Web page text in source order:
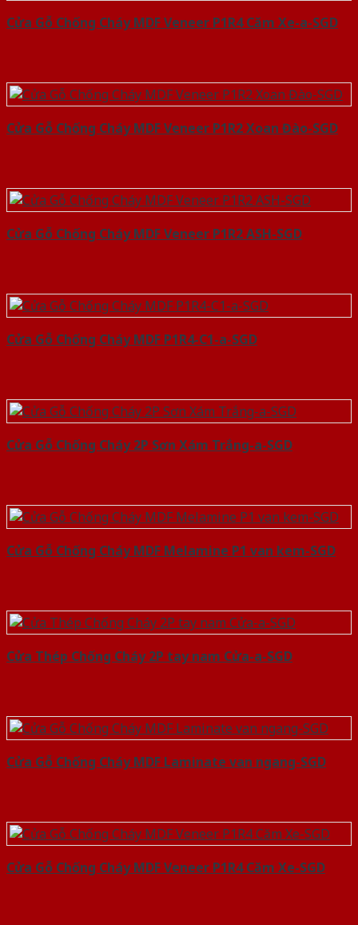
Cửa Gỗ Chống Cháy MDF Veneer P1R4 Căm Xe-a-SGD
Cửa Gỗ Chống Cháy MDF Veneer P1R2 Xoan Đào-SGD
Cửa Gỗ Chống Cháy MDF Veneer P1R2 ASH-SGD
Cửa Gỗ Chống Cháy MDF P1R4-C1-a-SGD
Cửa Gỗ Chống Cháy 2P Sơn Xám Trắng-a-SGD
Cửa Gỗ Chống Cháy MDF Melamine P1 van kem-SGD
Cửa Thép Chống Cháy 2P tay nam Cửa-a-SGD
Cửa Gỗ Chống Cháy MDF Laminate van ngang-SGD
Cửa Gỗ Chống Cháy MDF Veneer P1R4 Căm Xe-SGD